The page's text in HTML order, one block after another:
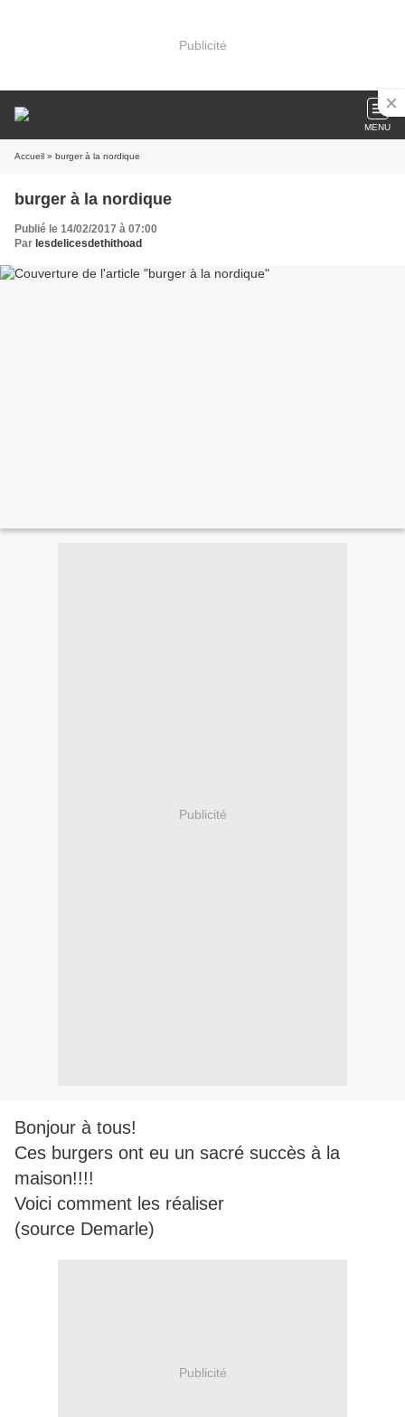
Publicité
MENU
Accueil » burger à la nordique
burger à la nordique
Publié le 14/02/2017 à 07:00
Par lesdelicesdethithoad
Publicité
Bonjour à tous!
Ces burgers ont eu un sacré succès à la
maison!!!!
Voici comment les réaliser
(source Demarle)
Publicité